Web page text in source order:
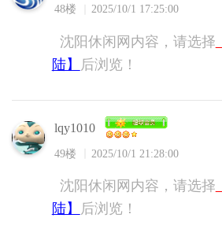
48楼 2025/10/1 17:25:00
沈阳休闲网内容，请选择
陆】
后浏览！
lqy1010
49楼 2025/10/1 21:28:00
沈阳休闲网内容，请选择
陆】
后浏览！